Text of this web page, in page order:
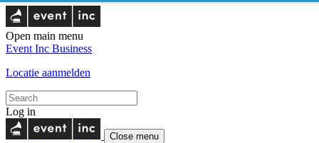
Open main menu
Event Inc Business
Locatie aanmelden
Log in
Close menu